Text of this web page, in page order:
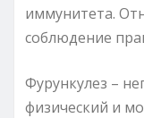
иммунитета.
соблюдение
Фурункулез –
физический и